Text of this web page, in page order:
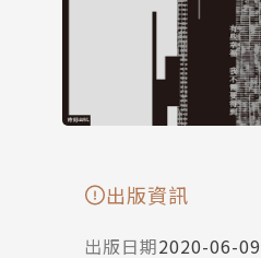
出版資訊
出版日期2020-06-09